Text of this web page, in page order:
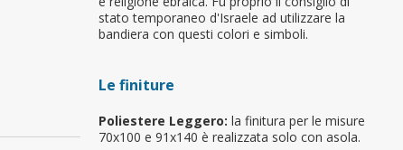
ordine?
UN NUOVO ACCOUNT
stato temporaneo d'Israele ad utilizzare la
bandiera con questi colori e simboli.
Le finiture
Poliestere Leggero: la finitura per le misure
70x100 e 91x140 è realizzata solo con asola.